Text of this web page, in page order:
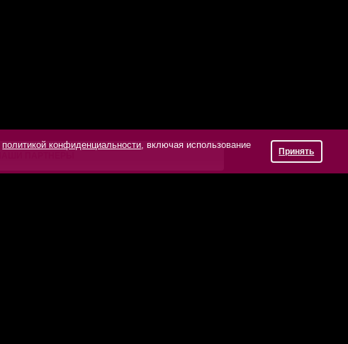
политикой конфиденциальности, включая использование
Принять